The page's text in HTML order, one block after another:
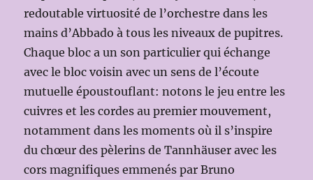
redoutable virtuosité de l’orchestre dans les
mains d’Abbado à tous les niveaux de pupitres.
Chaque bloc a un son particulier qui échange
avec le bloc voisin avec un sens de l’écoute
mutuelle époustouflant: notons le jeu entre les
cuivres et les cordes au premier mouvement,
notamment dans les moments où il s’inspire
du chœur des pèlerins de Tannhäuser avec les
cors magnifiques emmenés par Bruno